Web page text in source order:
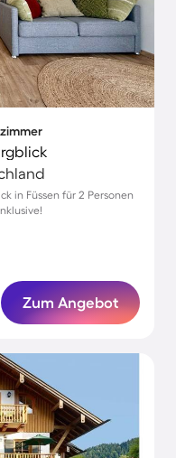
in Füssen für 2 Personen
Zum Angebot